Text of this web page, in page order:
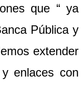
que “ ya
Pública y
extender
enlaces con